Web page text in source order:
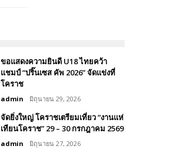
ขอแสดงความยินดี U18 ไทยคว้า
แชมป์ “ปริ๊นเซส คัพ 2026” จัดแข่งที่
โคราช
admin มิถุนายน 29, 2026
จัดยิ่งใหญ่ โคราชเตรียมเที่ยว “งานแห่
เทียนโคราช” 29 – 30 กรกฎาคม 2569
admin มิถุนายน 27, 2026